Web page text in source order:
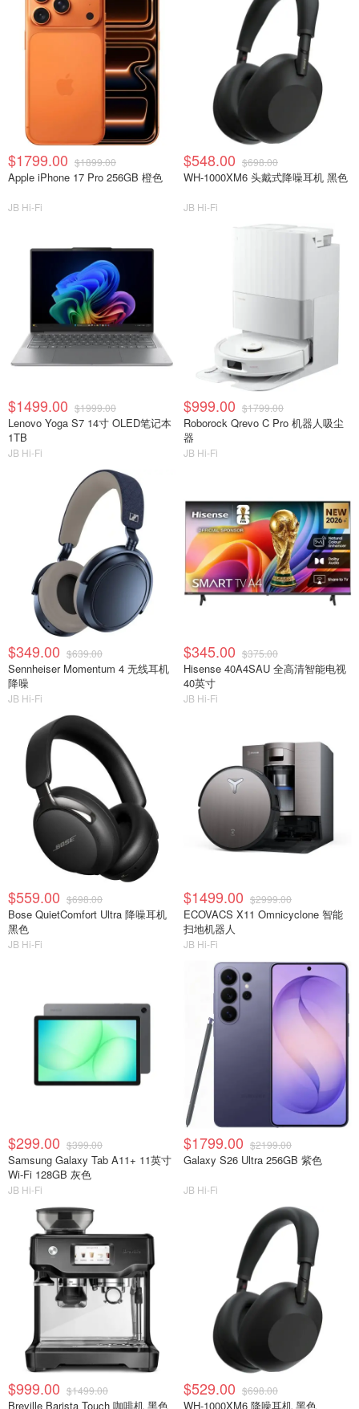
$1799.00 $1899.00
Apple iPhone 17 Pro 256GB 橙色
JB Hi-Fi
$548.00 $698.00
WH-1000XM6 头戴式降噪耳机 黑色
JB Hi-Fi
$1499.00 $1999.00
Lenovo Yoga S7 14寸 OLED笔记本
1TB
JB Hi-Fi
$999.00 $1799.00
Roborock Qrevo C Pro 机器人吸尘
器
JB Hi-Fi
$349.00 $639.00
Sennheiser Momentum 4 无线耳机
降噪
JB Hi-Fi
$345.00 $375.00
Hisense 40A4SAU 全高清智能电视
40英寸
JB Hi-Fi
$559.00 $698.00
Bose QuietComfort Ultra 降噪耳机
黑色
JB Hi-Fi
$1499.00 $2999.00
ECOVACS X11 Omnicyclone 智能
扫地机器人
JB Hi-Fi
$299.00 $399.00
Samsung Galaxy Tab A11+ 11英寸
Wi-Fi 128GB 灰色
JB Hi-Fi
$1799.00 $2199.00
Galaxy S26 Ultra 256GB 紫色
JB Hi-Fi
$999.00 $1499.00
Breville Barista Touch 咖啡机 黑色
$529.00 $698.00
WH-1000XM6 降噪耳机 黑色